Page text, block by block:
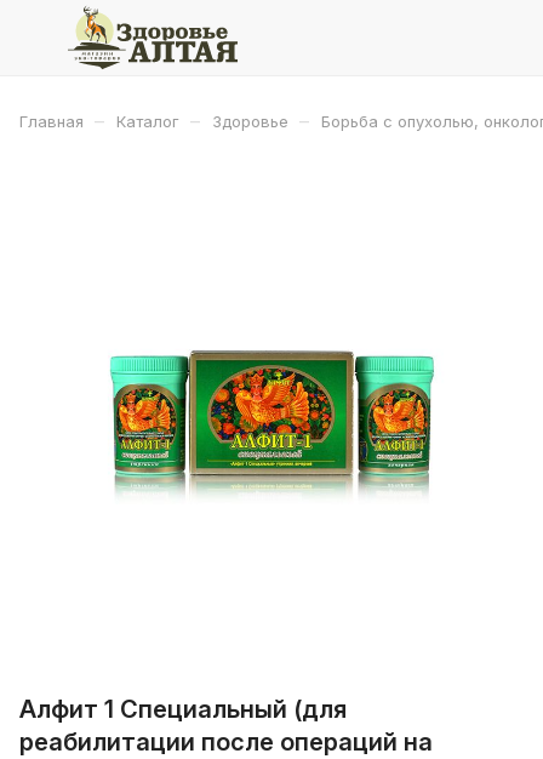
Главная – Каталог – Здоровье – Борьба с опухолью,
Алфит 1 Специальный (для
реабилитации после операций на